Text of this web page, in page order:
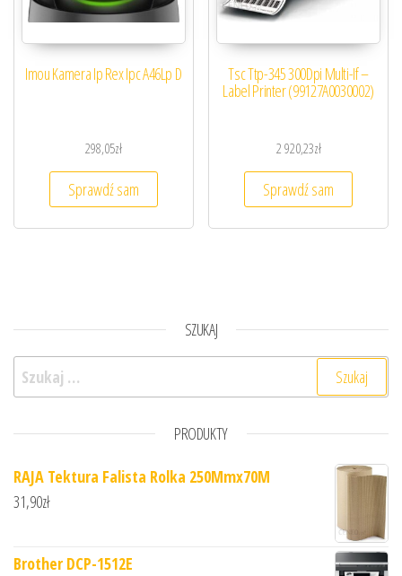
Imou Kamera Ip Rex Ipc A46Lp D
298,05zł
Sprawdź sam
Tsc Ttp-345 300Dpi Multi-If –
Label Printer (99127A0030002)
2 920,23zł
Sprawdź sam
SZUKAJ
Szukaj:
PRODUKTY
RAJA Tektura Falista Rolka 250Mmx70M
31,90zł
Brother DCP-1512E